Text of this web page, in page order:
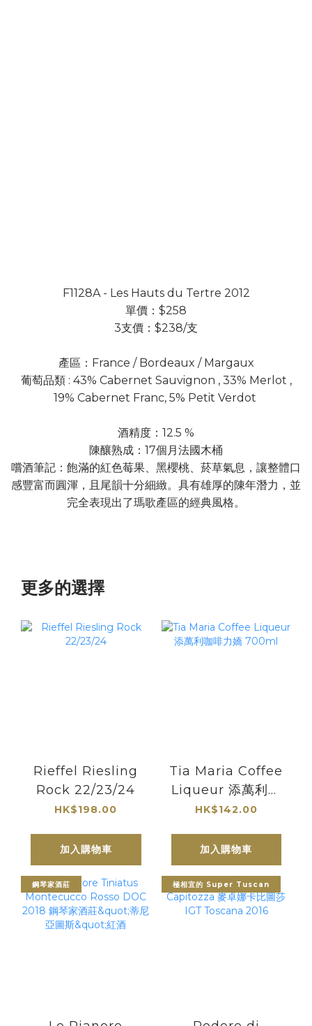
F1128A - Les Hauts du Tertre 2012
單價：$258
3支價：$238/支
產區：France / Bordeaux / Margaux
葡萄品類 : 43% Cabernet Sauvignon , 33% Merlot ,
19% Cabernet Franc, 5% Petit Verdot
酒精度：12.5 %
陳釀熟成：17個月法國木桶
嚐酒筆記：飽滿的紅色莓果、黑櫻桃、菸草氣息，讓整體口
感豐富而圓渾，且尾韻十分細緻。具有雄厚的陳年潛力，並
完全表現出了瑪歌產區的經典風格。
更多的選擇
Rieffel Riesling
Rock 22/23/24
HK$198.00
加入購物車
Tia Maria Coffee
Liqueur 添萬利咖
啡力嬌 700ml
HK$142.00
加入購物車
鋼琴家酒莊 極相宜的 Super Tuscan